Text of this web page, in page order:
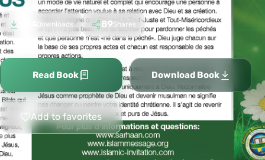
Downloads 89Shares
Read Book Download Book
Add to favorites